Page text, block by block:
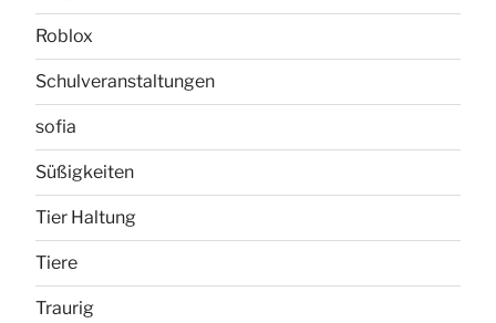
Roblox
Schulveranstaltungen
sofia
Süßigkeiten
Tier Haltung
Tiere
Traurig